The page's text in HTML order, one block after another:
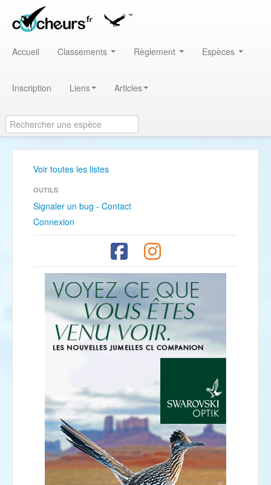
Accueil Classements Règlement Espèces
Inscription Liens Articles
Voir toutes les listes
OUTILS
Signaler un bug - Contact
Connexion